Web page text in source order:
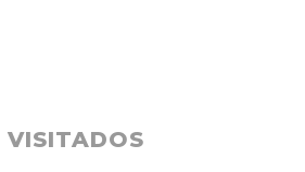
VISITADOS